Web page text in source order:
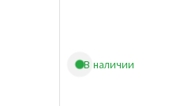
В наличии